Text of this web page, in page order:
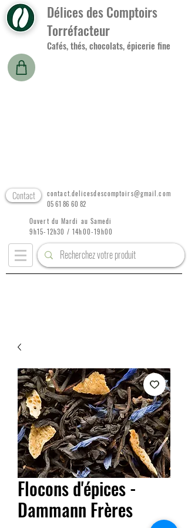
Délices des Comptoirs
Torréfacteur
Cafés, thés, chocolats, épicerie fine
Contact
contact.delicesdescomptoirs@gmail.com
05 61 86 60 82
Ouvert du Mardi au Samedi
9h15-12h30 / 14h00-19h00
Flocons d'épices -
Dammann Frères